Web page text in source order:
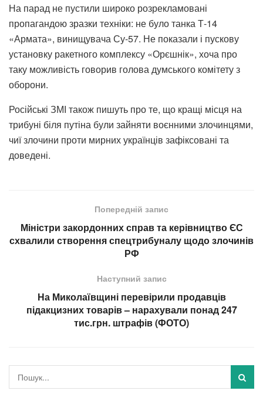
На парад не пустили широко розрекламовані
пропагандою зразки техніки: не було танка Т-14
«Армата», винищувача Су-57. Не показали і пускову
установку ракетного комплексу «Орєшнік», хоча про
таку можливість говорив голова думського комітету з
оборони.
Російські ЗМІ також пишуть про те, що кращі місця на
трибуні біля путіна були зайняти воєнними злочинцями,
чиї злочини проти мирних українців зафіксовані та
доведені.
Попередній запис
Міністри закордонних справ та керівництво ЄС
схвалили створення спецтрибуналу щодо злочинів
РФ
Наступний запис
На Миколаївщині перевірили продавців
підакцизних товарів – нарахували понад 247
тис.грн. штрафів (ФОТО)